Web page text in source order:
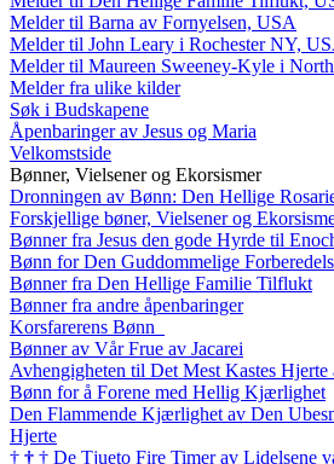
Melder til Barna av Fornyelsen, USA
Melder til John Leary i Rochester NY,
Melder til Maureen Sweeney-Kyle i
Melder fra ulike kilder
Søk i Budskapene
Åpenbaringer av Jesus og Maria
Velkomstside
Bønner, Vielsener og Ekorsismer
Dronningen av Bønn: Den Hellige
Forskjellige bøner, Vielsener og
Bønner fra Jesus den gode Hyrde til
Bønn for Den Guddommelige
Bønner fra Den Hellige Familie Tilflukt
Bønner fra andre åpenbaringer
Korsfarerens Bønn
Bønner av Vår Frue av Jacarei
Avhengigheten til Det Mest Kastes Hjerte
Bønn for å Forene med Hellig Kjærlighet
Den Flammende Kjærlighet av Den
Hjerte
† † † De Tjueto Fire Timer av Lidelsene